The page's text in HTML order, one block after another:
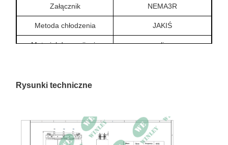
Załącznik NEMA3R
Metoda chłodzenia JAKIŚ
Materiał do nawijania glin
Wzrost temperatury
Utrata obciążenia 3757,1 W
Impedancja 5,93%
Rysunki techniczne